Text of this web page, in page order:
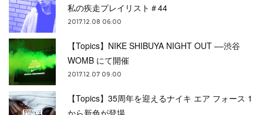
私の疾走プレイリスト＃44
2017.12.08 06:00
【Topics】NIKE SHIBUYA NIGHT OUT ––渋谷
WOMB にて開催
2017.12.07 09:00
【Topics】35周年を迎えるナイキ エア フォース 1